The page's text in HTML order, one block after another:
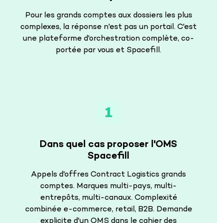
Pour les grands comptes aux dossiers les plus
complexes, la réponse n'est pas un portail. C'est
une plateforme d'orchestration complète, co-
portée par vous et Spacefill.
Dans quel cas proposer l'OMS
Spacefill
Appels d'offres Contract Logistics grands
comptes. Marques multi-pays, multi-
entrepôts, multi-canaux. Complexité
combinée e-commerce, retail, B2B. Demande